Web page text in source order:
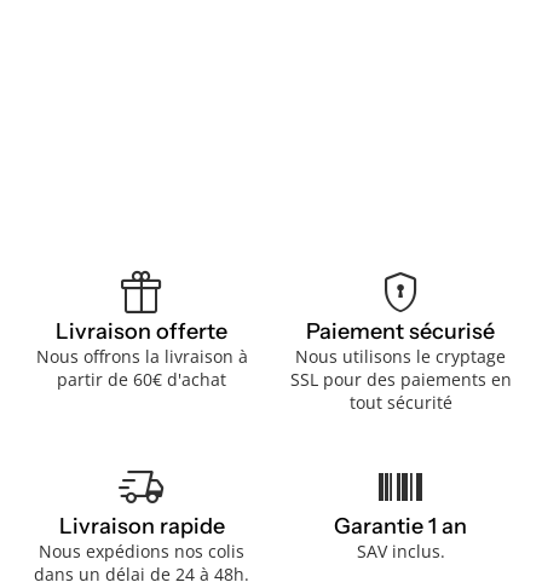
featured_seasonal_and_gifts
Livraison offerte
Nous offrons la livraison à
partir de 60€ d'achat
encrypted
Paiement sécurisé
Nous utilisons le cryptage
SSL pour des paiements en
tout sécurité
delivery_truck_speed
Livraison rapide
Nous expédions nos colis
dans un délai de 24 à 48h.
barcode
Garantie 1 an
SAV inclus.